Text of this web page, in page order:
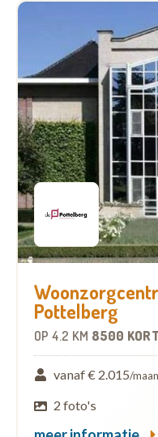
Pottelberg
OP 4.2 KM 8500
vanaf € 2.015/
2 foto's